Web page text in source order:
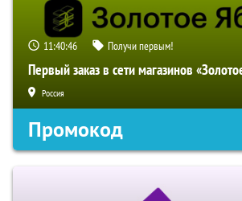
11:40:45 Получи первым!
Первый заказ в сети магазинов
Россия
Промокод